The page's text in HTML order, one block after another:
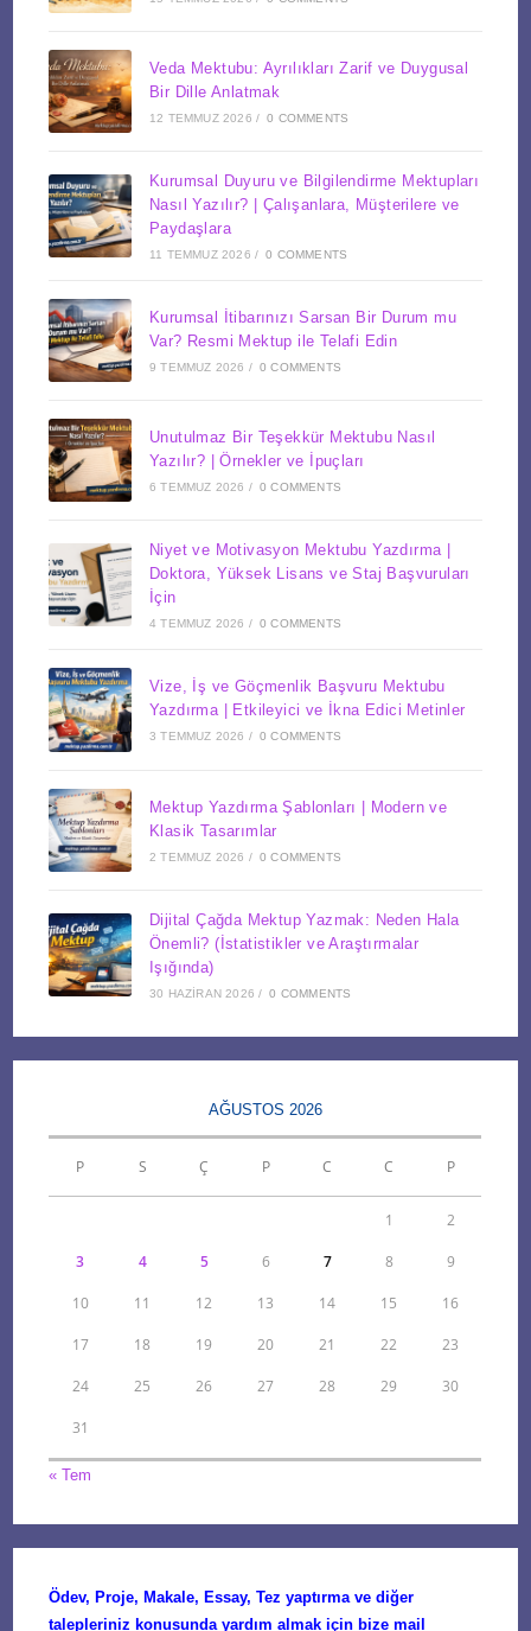
Veda Mektubu: Ayrılıkları Zarif ve Duygusal
Bir Dille Anlatmak
12 TEMMUZ 2026 / 0 COMMENTS
Kurumsal Duyuru ve Bilgilendirme Mektupları
Nasıl Yazılır? | Çalışanlara, Müşterilere ve
Paydaşlara
11 TEMMUZ 2026 / 0 COMMENTS
Kurumsal İtibarınızı Sarsan Bir Durum mu
Var? Resmi Mektup ile Telafi Edin
9 TEMMUZ 2026 / 0 COMMENTS
Unutulmaz Bir Teşekkür Mektubu Nasıl
Yazılır? | Örnekler ve İpuçları
6 TEMMUZ 2026 / 0 COMMENTS
Niyet ve Motivasyon Mektubu Yazdırma |
Doktora, Yüksek Lisans ve Staj Başvuruları
İçin
4 TEMMUZ 2026 / 0 COMMENTS
Vize, İş ve Göçmenlik Başvuru Mektubu
Yazdırma | Etkileyici ve İkna Edici Metinler
3 TEMMUZ 2026 / 0 COMMENTS
Mektup Yazdırma Şablonları | Modern ve
Klasik Tasarımlar
2 TEMMUZ 2026 / 0 COMMENTS
Dijital Çağda Mektup Yazmak: Neden Hala
Önemli? (İstatistikler ve Araştırmalar
Işığında)
30 HAZIRAN 2026 / 0 COMMENTS
AĞUSTOS 2026
P S Ç P C C P
1 2
3 4 5 6 7 8 9
10 11 12 13 14 15 16
17 18 19 20 21 22 23
24 25 26 27 28 29 30
31
« Tem
Ödev, Proje, Makale, Essay, Tez yaptırma ve diğer
talepleriniz konusunda yardım almak için bize mail